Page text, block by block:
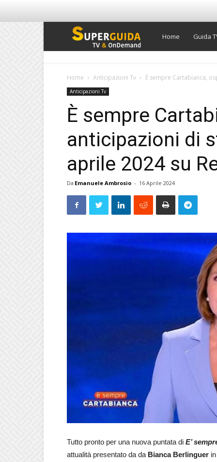
Super
Home Guida
Home Anticipazioni Tv È sempre Cartabianca,
Anticipazioni Tv
È sempre
anticipazioni di
aprile 2024 su
Da Emanuele Ambrosio - 16 Aprile 2024
Tutto pronto per una nuova puntata di E’
attualità presentato da da Bianca Berlinguer